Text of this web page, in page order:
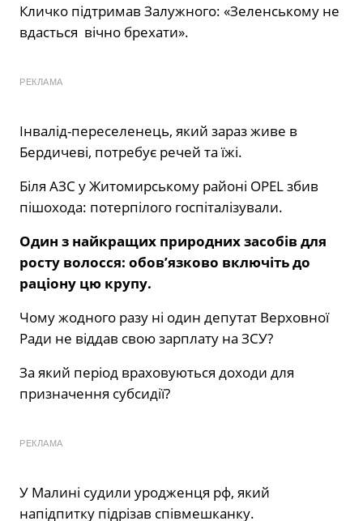
Кличко підтримав Залужного: «Зеленському не
вдасться вічно брехати».
РЕКЛАМА
Інвалід-переселенець, який зараз живе в
Бердичеві, потребує речей та їжі.
Біля АЗС у Житомирському районі OPEL збив
пішохода: потерпілого госпіталізували.
Один з найкращих природних засобів для
росту волосся: обов’язково включіть до
раціону цю крупу.
Чому жодного разу ні один депутат Верховної
Ради не віддав свою зарплату на ЗСУ?
За який період враховуються доходи для
призначення субсидії?
РЕКЛАМА
У Малині судили уродженця рф, який
напідпитку підрізав співмешканку.